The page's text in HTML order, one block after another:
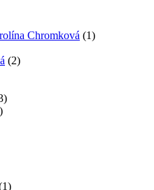
Chromková (1)
(2)